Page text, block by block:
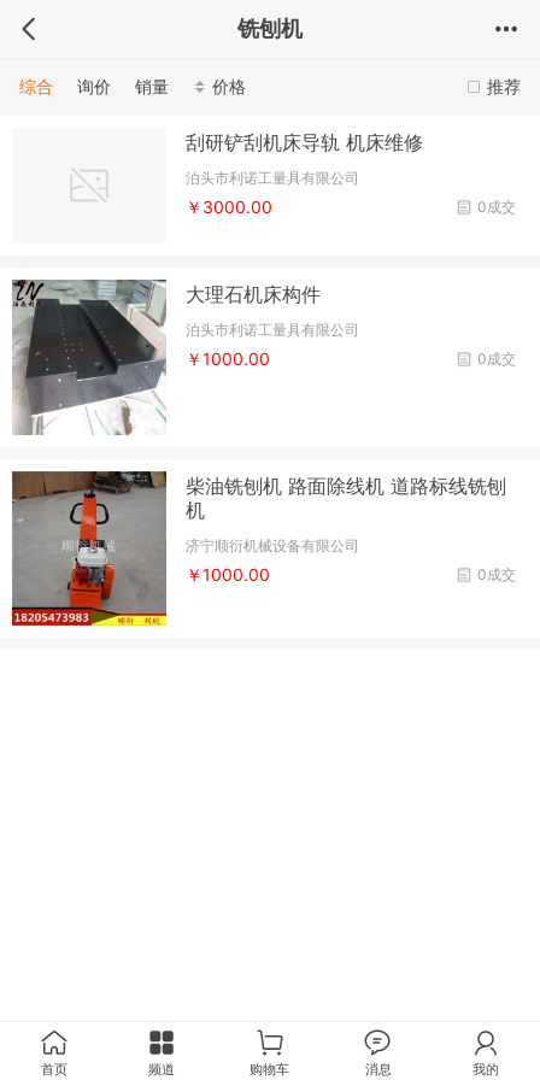
铣刨机
推荐
综合 询价 销量 价格
刮研铲刮机床导轨 机床维修
泊头市利诺工量具有限公司
0成交
￥3000.00
大理石机床构件
泊头市利诺工量具有限公司
0成交
￥1000.00
柴油铣刨机 路面除线机 道路标线铣刨
机
济宁顺衍机械设备有限公司
0成交
￥1000.00
首页 频道 购物车 消息 我的